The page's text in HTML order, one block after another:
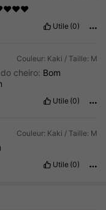
Utile (0)
Couleur: Kaki / Taille: M
cheiro: Bom
Utile (0)
Couleur: Kaki / Taille: M
Utile (0)